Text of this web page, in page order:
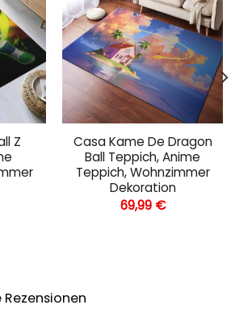
Z
Casa Kame De Dragon
Ball Teppich, Anime
Teppich, Wohnzimmer
Dekoration
69,99 €